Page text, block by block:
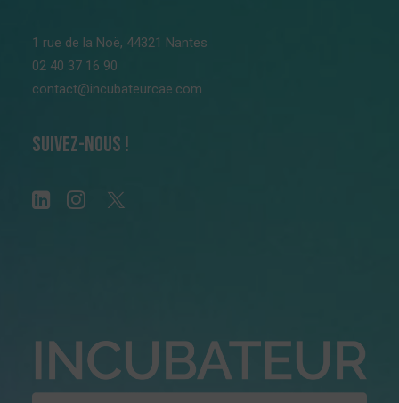
1 rue de la Noë, 44321 Nantes
02 40 37 16 90
contact@incubateurcae.com
Suivez-nous !